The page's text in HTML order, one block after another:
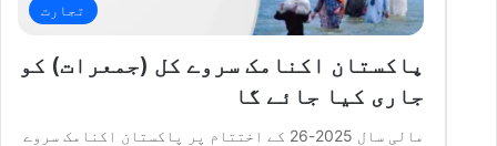
تجارت
پاکستان اکنامک سروے کل (جمعرات) کو
جاری کیا جائے گا
مالی سال 2025-26 کے اختتام پر پاکستان اکنامک سروے